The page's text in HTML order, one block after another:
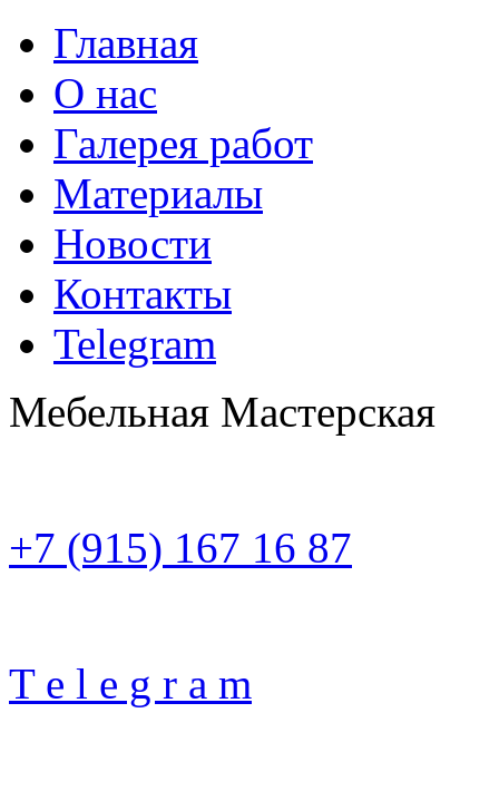
Главная
О нас
Галерея работ
Материалы
Новости
Контакты
Telegram
Мебельная Мастерская
+7 (915) 167 16 87
T e l e g r a m